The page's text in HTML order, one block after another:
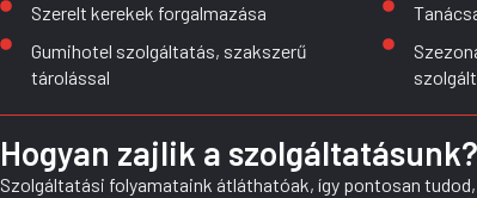
Szerelt kerekek forgalmazása
Gumihotel szolgáltatás, szakszerű
tárolással
Hogyan zajlik a szolgáltatásunk?
Szolgáltatási folyamataink átláthatóak, így pontosan